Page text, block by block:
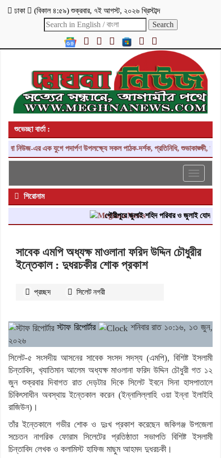
ঢাকা (বিকাল ৪:৫৯)শুক্রবার, ৭ই আগস্ট, ২০২৬ খ্রিস্টাব্দ
শুভেচ্ছা বার্তা :
নিউজ-এর এক যুগে পদার্পণ উপলক্ষ্যে সকল পাঠক-দর্শক, প্রতিনিধি, শুভাকাঙ্ক্ষী,
Toggle
শিরোনাম
গৌরীপুরে জুলাই শহিদ পরিবার ও জুলাই যোদ্ধাদের
সাবেক এমপি অধ্যক্ষ মাওলানা ফরিদ উদ্দিন চৌধুরীর
ইন্তেকাল : দুধরচকীর শোক প্রকাশ
প্রচ্ছদ সিলেট নগরী
স্টাফ রিপোর্টার
শনিবার রাত ১০:১৬, ১৩ জুন,
২০২৬
সিলেট-৫ সংসদীয় আসনের সাবেক সংসদ সদস্য (এমপি), বিশিষ্ট ইসলামী
চিন্তাবিদ, খ‍্যাতিমান আলেম অধ্যক্ষ মাওলানা ফরিদ উদ্দিন চৌধুরী গত ১২
জুন শুক্রবার দিবাগত রাত দেড়টার দিকে সিলেট ইবনে সিনা হাসপাতালে
চিকিৎসাধীন অবস্থায় ইন্তেকাল করেন (ইন্নালিল্লাহি ওয়া ইন্না ইলাইহি
রাজিউন)।
তাঁর ইন্তেকালে গভীর শোক ও দুঃখ প্রকাশ করেছেন জকিগঞ্জ উপজেলা
সচেতন নাগরিক ফোরাম সিলেটের প্রতিষ্ঠাতা সভাপতি বিশিষ্ট ইসলামী
চিন্তাবিদ লেখক ও কলামিস্ট হাফিজ মাছুম আহমদ দুধরচকী।